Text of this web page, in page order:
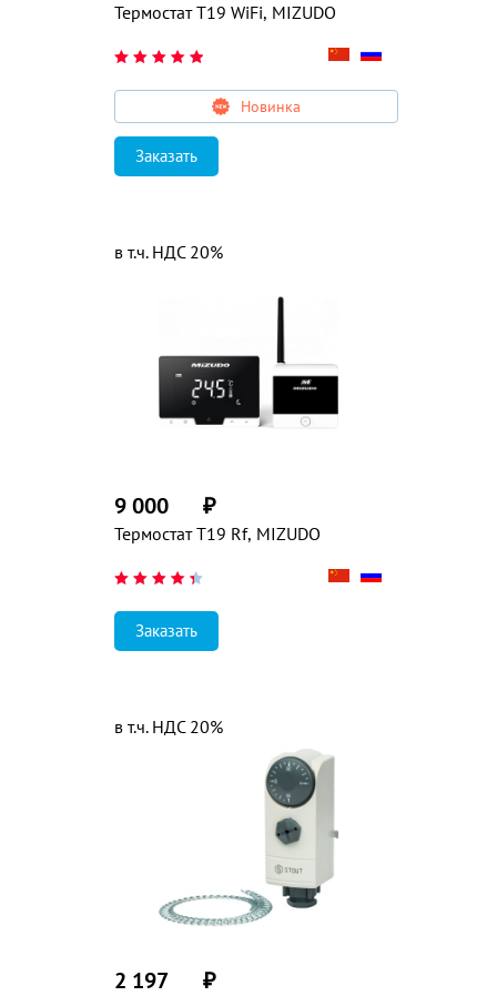
Термостат T19 WiFi, MIZUDO
Новинка
Заказать
Термостат T19 Rf, MIZUDO
9 000 ₽
в т.ч. НДС 20%
Заказать
2 197 ₽
в т.ч. НДС 20%